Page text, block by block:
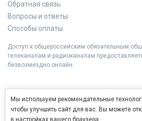
Обратная связь
Вопросы и ответы
Способы оплаты
Доступ к общероссийским обязательным
телеканалам и радиоканалам
безвозмездно онлайн.
Мы используем рекомендательные
чтобы улучшить сайт для вас. Вы можете
в настройках вашего браузера